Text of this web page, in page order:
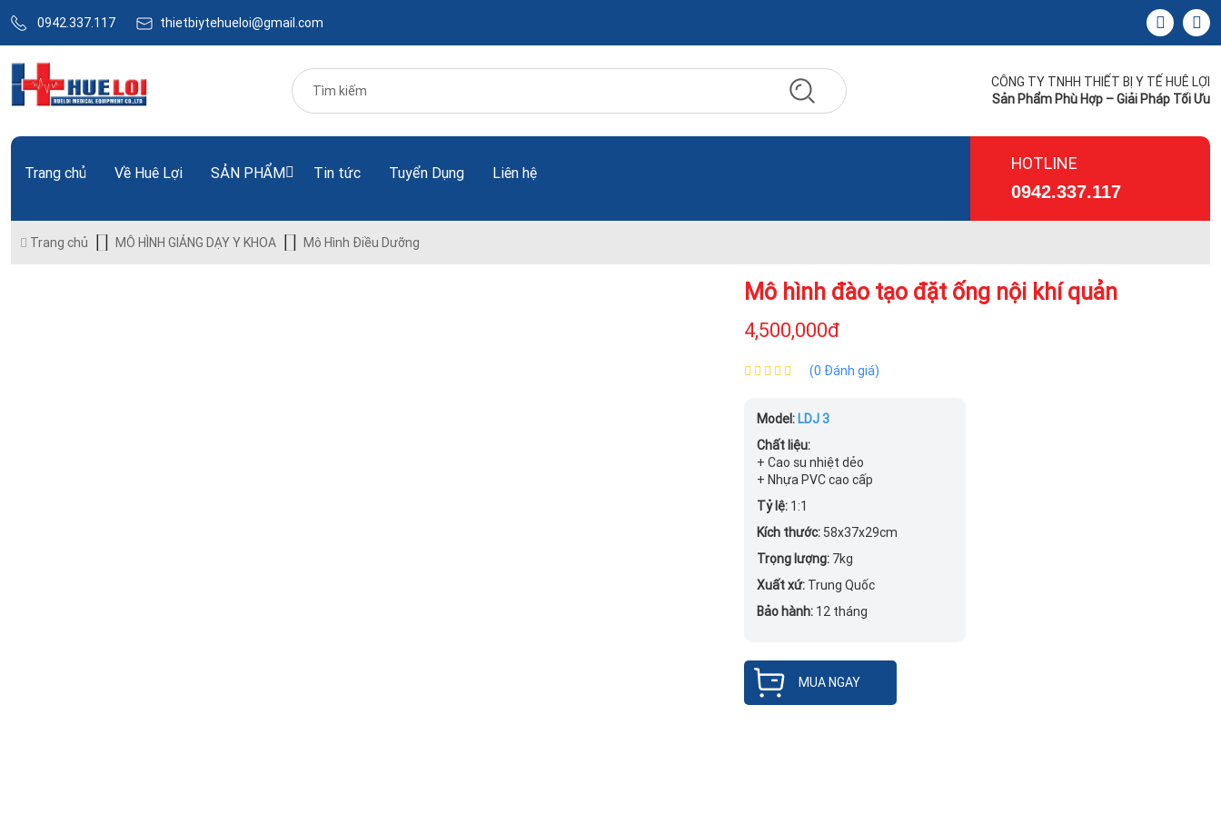
0942.337.117 thietbiytehueloi@gmail.com
CÔNG TY TNHH THIẾT BỊ Y TẾ HUÊ LỢI
Sản Phẩm Phù Hợp – Giải Pháp Tối Ưu
Trang chủ Về Huê Lợi SẢN PHẨM Tin tức Tuyển Dụng Liên hệ HOTLINE
0942.337.117
Trang chủ MÔ HÌNH GIẢNG DẠY Y KHOA Mô Hình Điều Dưỡng
Mô hình đào tạo đặt ống nội khí quản
4,500,000đ
(0 Đánh giá)
Model: LDJ 3
Chất liệu:
+ Cao su nhiệt dẻo
+ Nhựa PVC cao cấp
Tỷ lệ: 1:1
Kích thước: 58x37x29cm
Trọng lượng: 7kg
Xuất xứ: Trung Quốc
Bảo hành: 12 tháng
MUA NGAY